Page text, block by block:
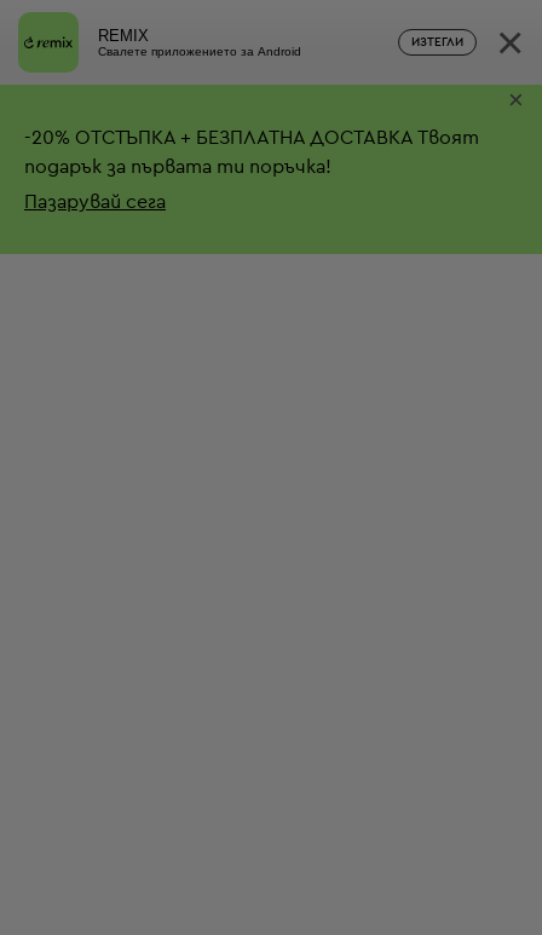
REMIX
Свалете приложението за Android
ИЗТЕГЛИ ×
-20% ОТСТЪПКА + БЕЗПЛАТНА ДОСТАВКА Твоят
подарък за първата ти поръчка!
Пазарувай сега
×